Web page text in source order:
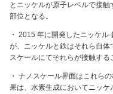
とニッケルが原子レベルで接
部位となる。
・ 2015 年に開発したニッケ
が、ニッケルと鉄はそれら自
スケールにてそれらが接触する
・ ナノスケール界面はこれら
果は、水素生成においてニッ